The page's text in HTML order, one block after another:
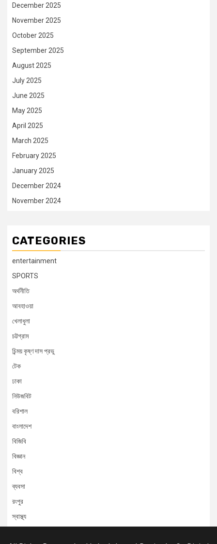
December 2025
November 2025
October 2025
September 2025
August 2025
July 2025
June 2025
May 2025
April 2025
March 2025
February 2025
January 2025
December 2024
November 2024
CATEGORIES
entertainment
SPORTS
অর্থনীতি
আবহাওয়া
খেলাধুলা
চট্টগ্রাম
চিন্ময় কৃষ্ণ দাস প্রভু
টেক
ঢাকা
নিউজবিট
বরিশাল
বাংলাদেশ
বিজিবি
বিজ্ঞান
বিশ্ব
ব্যবসা
রংপুর
স্বাস্থ্য